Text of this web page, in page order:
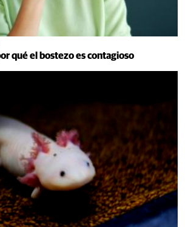
qué el bostezo es contagioso